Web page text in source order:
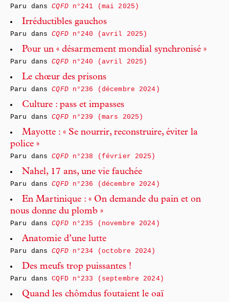
Paru dansCQFDn°241 (mai 2025)
Irréductibles gauchos
Paru dansCQFDn°240 (avril 2025)
Pour un « désarmement mondial synchronisé »
Paru dansCQFDn°240 (avril 2025)
Le chœur des prisons
Paru dansCQFDn°236 (décembre 2024)
Culture : pass et impasses
Paru dansCQFDn°239 (mars 2025)
Mayotte : « Se nourrir, reconstruire, éviter la
police »
Paru dansCQFDn°238 (février 2025)
Nahel, 17 ans, une vie fauchée
Paru dansCQFDn°236 (décembre 2024)
En Martinique : « On demande du pain et on
nous donne du plomb »
Paru dansCQFDn°235 (novembre 2024)
Anatomie d’une lutte
Paru dansCQFDn°234 (octobre 2024)
Des meufs trop puissantes !
Paru dansCQFD n°233 (septembre 2024)
Quand les chômdus foutaient le oaï